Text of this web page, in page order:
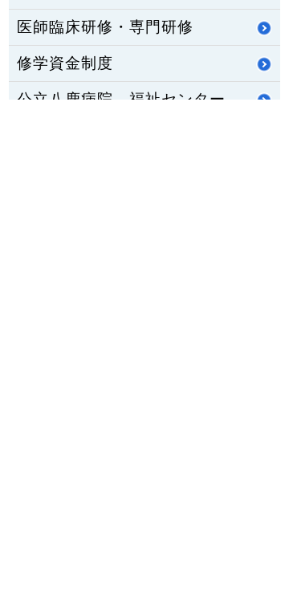
医師臨床研修・専門研修
修学資金制度
公立八鹿病院 福祉センター